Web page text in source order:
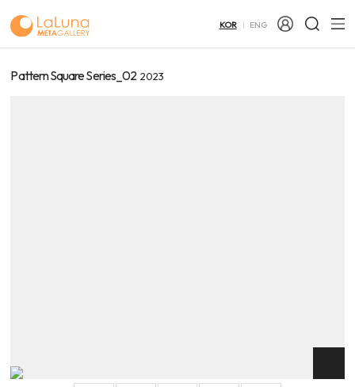
KOR ENG
Pattern Square Series_02 2023